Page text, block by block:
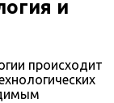
и
происходит